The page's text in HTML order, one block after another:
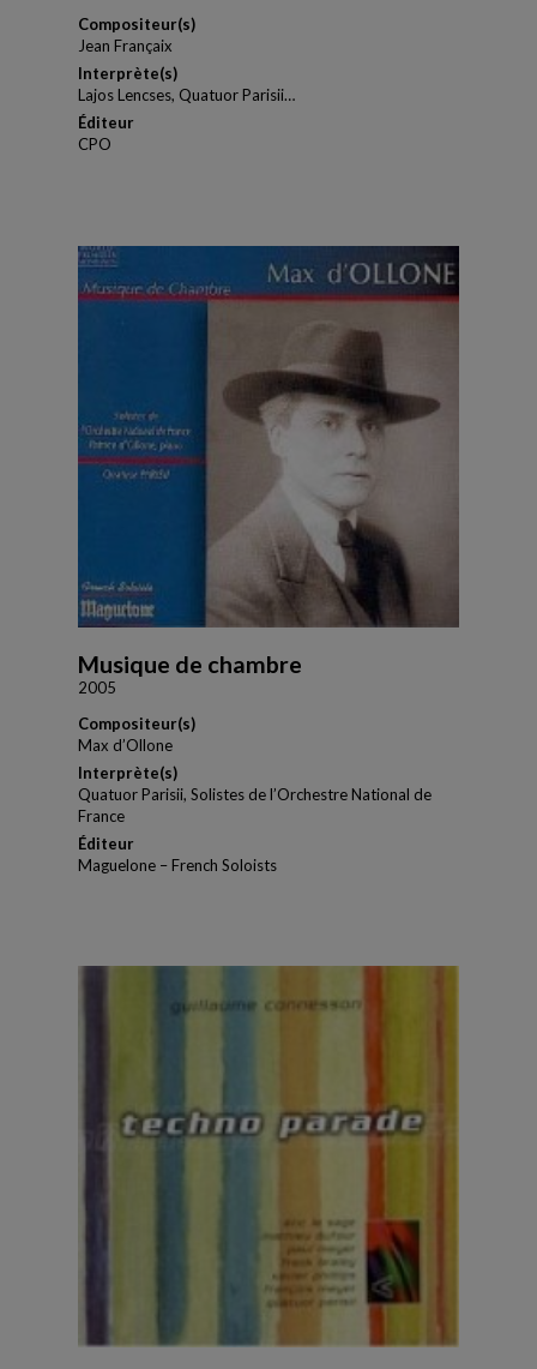
Compositeur(s)
Jean Françaix
Interprète(s)
Lajos Lencses, Quatuor Parisii…
Éditeur
CPO
Musique de chambre
2005
Compositeur(s)
Max d’Ollone
Interprète(s)
Quatuor Parisii, Solistes de l’Orchestre National de
France
Éditeur
Maguelone – French Soloists